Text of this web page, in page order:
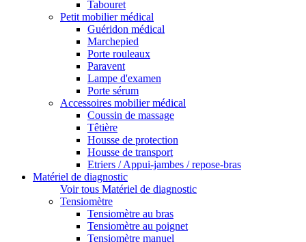
Tabouret
Petit mobilier médical
Guéridon médical
Marchepied
Porte rouleaux
Paravent
Lampe d'examen
Porte sérum
Accessoires mobilier médical
Coussin de massage
Têtière
Housse de protection
Housse de transport
Etriers / Appui-jambes / repose-bras
Matériel de diagnostic
Voir tous Matériel de diagnostic
Tensiomètre
Tensiomètre au bras
Tensiomètre au poignet
Tensiomètre manuel